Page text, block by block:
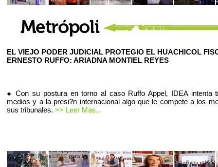
EL VIEJO PODER JUDICIAL PROTEGIO EL HUACHICOL
ERNESTO RUFFO: ARIADNA MONTIEL REYES
● Con su postura en torno al caso Ruffo Appel, IDEA intenta
medios y a la presi?n internacional algo que le compete a los
sus tribunales. >> Leer Mas...